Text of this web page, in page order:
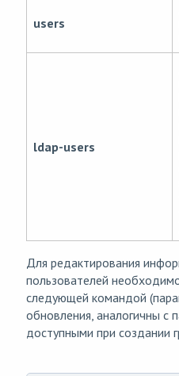
users
ldap-users
Для редактирования
пользователей
следующей командой
обновления, аналогичны с
доступными при создании